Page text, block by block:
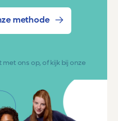
methode
met ons op, of kijk bij onze